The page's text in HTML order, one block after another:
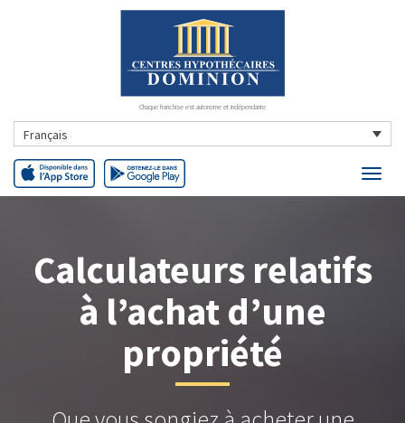
Chaque franchise est autonome et indépendante
Français
Calculateurs relatifs
à l’achat d’une
propriété